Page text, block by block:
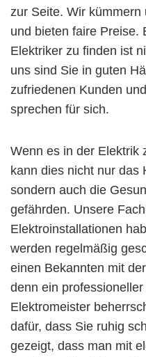
zur Seite. Wir
und bieten faire Preise.
Elektriker zu finden ist
uns sind Sie in guten
zufriedenen Kunden
sprechen für sich.
Wenn es in der Elektrik
kann dies nicht nur das
sondern auch die
gefährden. Unsere
Elektroinstallationen
werden regelmäßig
einen Bekannten mit
denn ein
Elektromeister
dafür, dass Sie ruhig
gezeigt, dass man mit